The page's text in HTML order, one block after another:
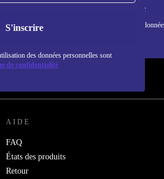
S'inscrire
des données personnelles sont
de confidentialité
S'inscrire
Retrouvez les informations sur l'utilisation des
AIDE
FAQ
États des produits
Retour